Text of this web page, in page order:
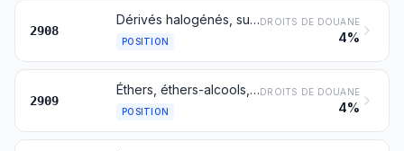
2908
Dérivés halogénés, sulfonés, nitrés ou nitrosés des phénols ou des phénols-alcools
POSITION
DROITS DE DOUANE
4%
2909
Éthers, éthers-alcools, éthers-phénols, éthers-alcools-phénols, peroxydes d'alcools, peroxydes d'éthers, peroxydes d’acétals et d’hémi-acetals, peroxydes de cétones (de constitution chimique définie ou non) et leurs dérivés halogénés, sulfonés, nitrés ou nitrosés
POSITION
DROITS DE DOUANE
4%